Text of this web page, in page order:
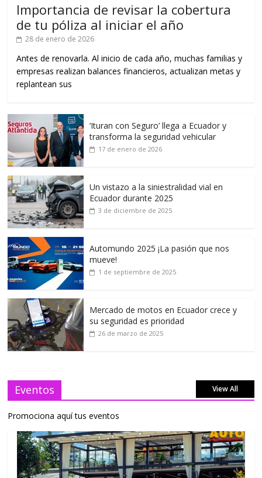
Importancia de revisar la cobertura
de tu póliza al iniciar el año
28 de enero de 2026
Antes de renovarla. Al inicio de cada año, muchas familias y
empresas realizan balances financieros, actualizan metas y
replantean sus
‘Ituran con Seguro’ llega a Ecuador y
transforma la seguridad vehicular
17 de enero de 2026
Un vistazo a la siniestralidad vial en
Ecuador durante 2025
3 de diciembre de 2025
Automundo 2025 ¡La pasión que nos
mueve!
1 de septiembre de 2025
Mercado de motos en Ecuador crece y
su seguridad es prioridad
26 de marzo de 2025
Eventos View All
Promociona aquí tus eventos